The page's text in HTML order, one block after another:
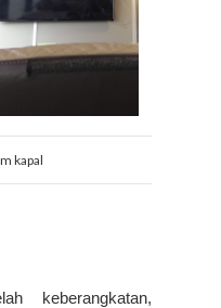
kapal
keberangkatan,